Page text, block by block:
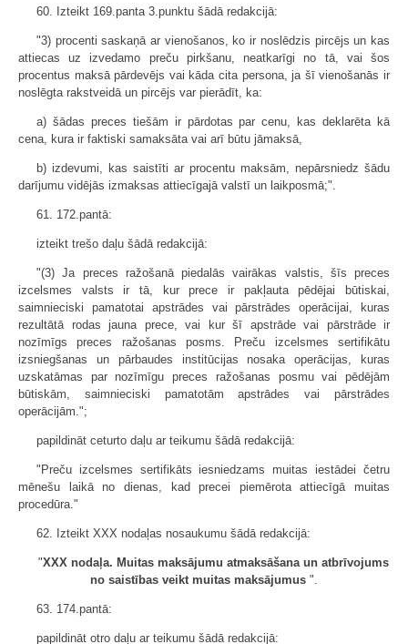
60. Izteikt 169.panta 3.punktu šādā redakcijā:
"3) procenti saskaņā ar vienošanos, ko ir noslēdzis pircējs un kas
attiecas uz izvedamo preču pirkšanu, neatkarīgi no tā, vai šos
procentus maksā pārdevējs vai kāda cita persona, ja šī vienošanās ir
noslēgta rakstveidā un pircējs var pierādīt, ka:
a) šādas preces tiešām ir pārdotas par cenu, kas deklarēta kā
cena, kura ir faktiski samaksāta vai arī būtu jāmaksā,
b) izdevumi, kas saistīti ar procentu maksām, nepārsniedz šādu
darījumu vidējās izmaksas attiecīgajā valstī un laikposmā;".
61. 172.pantā:
izteikt trešo daļu šādā redakcijā:
"(3) Ja preces ražošanā piedalās vairākas valstis, šīs preces
izcelsmes valsts ir tā, kur prece ir pakļauta pēdējai būtiskai,
saimnieciski pamatotai apstrādes vai pārstrādes operācijai, kuras
rezultātā rodas jauna prece, vai kur šī apstrāde vai pārstrāde ir
nozīmīgs preces ražošanas posms. Preču izcelsmes sertifikātu
izsniegšanas un pārbaudes institūcijas nosaka operācijas, kuras
uzskatāmas par nozīmīgu preces ražošanas posmu vai pēdējām
būtiskām, saimnieciski pamatotām apstrādes vai pārstrādes
operācijām.";
papildināt ceturto daļu ar teikumu šādā redakcijā:
"Preču izcelsmes sertifikāts iesniedzams muitas iestādei četru
mēnešu laikā no dienas, kad precei piemērota attiecīgā muitas
procedūra."
62. Izteikt XXX nodaļas nosaukumu šādā redakcijā:
"XXX nodaļa. Muitas maksājumu atmaksāšana un atbrīvojums
no saistības veikt muitas maksājumus ".
63. 174.pantā:
papildināt otro daļu ar teikumu šādā redakcijā: